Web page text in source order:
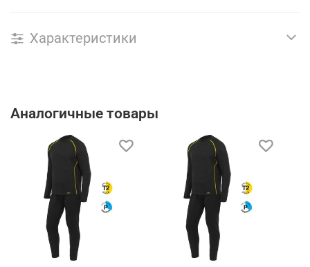
Характеристики
Аналогичные товары